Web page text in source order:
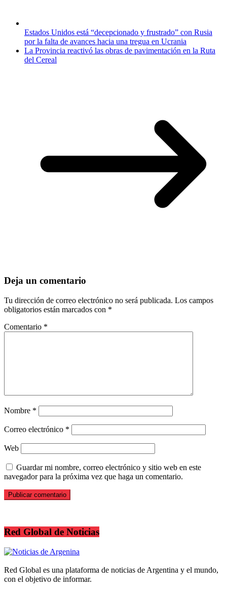
Estados Unidos está “decepcionado y frustrado” con Rusia
por la falta de avances hacia una tregua en Ucrania
La Provincia reactivó las obras de pavimentación en la Ruta
del Cereal
Deja un comentario
Tu dirección de correo electrónico no será publicada. Los campos
obligatorios están marcados con *
Comentario *
Nombre *
Correo electrónico *
Web
Guardar mi nombre, correo electrónico y sitio web en este
navegador para la próxima vez que haga un comentario.
Red Global de Noticias
Red Global es una plataforma de noticias de Argentina y el mundo,
con el objetivo de informar.